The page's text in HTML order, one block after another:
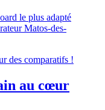
le plus adapté
Matos-des-
au cœur